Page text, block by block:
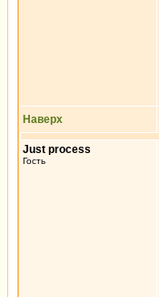
Наверх
Just process
Гость